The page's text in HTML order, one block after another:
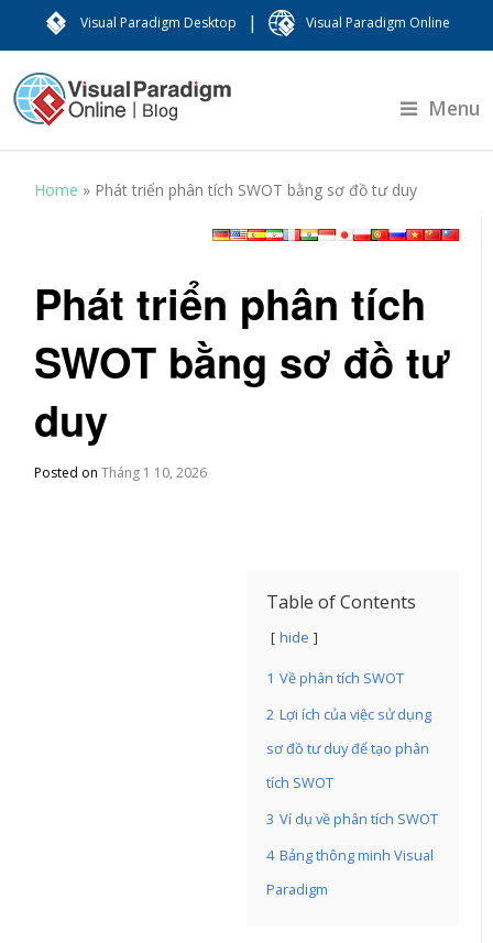
Visual Paradigm Desktop | Visual Paradigm Online
Menu
Home » Phát triển phân tích SWOT bằng sơ đồ tư duy
Phát triển phân tích
SWOT bằng sơ đồ tư
duy
Posted onTháng 1 10, 2026
Table of Contents
hide
1 Về phân tích SWOT
2 Lợi ích của việc sử dụng
sơ đồ tư duy để tạo phân
tích SWOT
3 Ví dụ về phân tích SWOT
4 Bảng thông minh Visual
Paradigm